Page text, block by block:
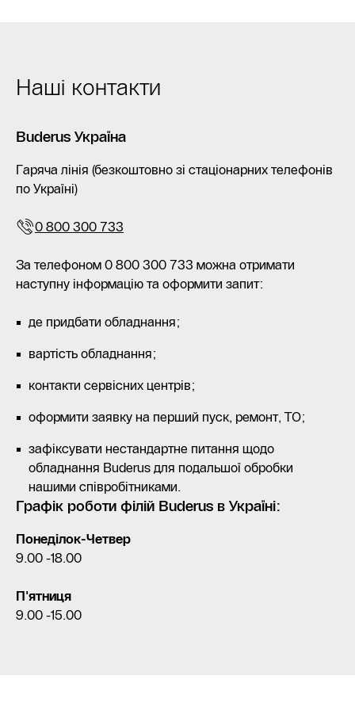
Наші контакти
Buderus Україна
Гаряча лінія (безкоштовно зі стаціонарних телефонів
по Україні)
0 800 300 733
За телефоном 0 800 300 733 можна отримати
наступну інформацію та оформити запит:
де придбати обладнання;
вартість обладнання;
контакти сервісних центрів;
оформити заявку на перший пуск, ремонт, ТО;
зафіксувати нестандартне питання щодо
обладнання Buderus для подальшої обробки
нашими співробітниками.
Графік роботи філій Buderus в Україні:
Понеділок-Четвер
9.00 -18.00
П'ятниця
9.00 -15.00